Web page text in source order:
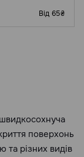
Від 65₴
поверхонь
та різних видів